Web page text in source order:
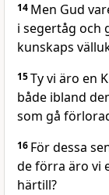
14 Men Gud
i segertåg och
kunskaps
15Ty vi äro en
både ibland
som gå
16 För dessa
de förra äro vi
härtill?